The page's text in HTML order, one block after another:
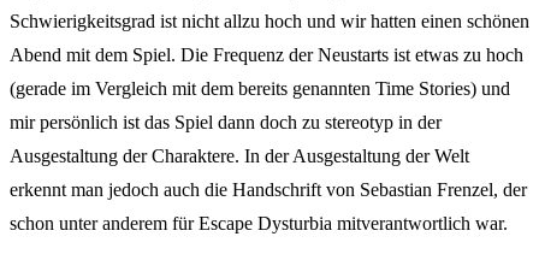
Schwierigkeitsgrad ist nicht allzu hoch und wir hatten einen schönen
Abend mit dem Spiel. Die Frequenz der Neustarts ist etwas zu hoch
(gerade im Vergleich mit dem bereits genannten Time Stories) und
mir persönlich ist das Spiel dann doch zu stereotyp in der
Ausgestaltung der Charaktere. In der Ausgestaltung der Welt
erkennt man jedoch auch die Handschrift von Sebastian Frenzel, der
schon unter anderem für Escape Dysturbia mitverantwortlich war.